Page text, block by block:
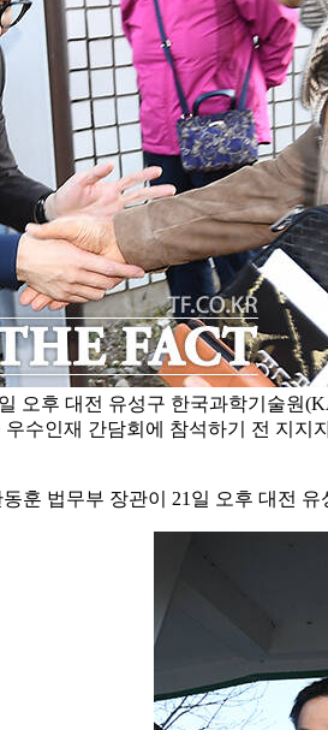
오후 대전 유성구 한국과학기술원
수인재 간담회에 참석하기 전 지지
훈 법무부 장관이 21일 오후 대전